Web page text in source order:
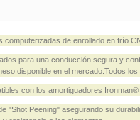
de enrollado en frío
para una conducción segura y
disponible en el mercado.Todos
con los amortiguadores Ironman®
"Shot Peening" asegurando su